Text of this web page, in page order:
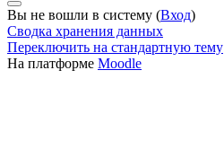
Вы не вошли в систему (Вход)
Сводка хранения данных
Переключить на стандартную тему
На платформе Moodle